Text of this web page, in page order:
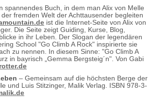
spannendes Buch, in dem man Alix von Melle
fremden Welt der Achttausender begleiten
ist die Internet-Seite von Alix von
Die Seite zeigt Guiding, Kurse, Blog,
in ihr Leben. Der Slogan der legendären
School "Go Climb A Rock" inspirierte sie
zu nennen. In diesem Sinne: "Go Climb A
in bayrisch „Gemma Bergsteig´n". Von Gabi
– Gemeinsam auf die höchsten Berge der
und Luis Stitzinger, Malik Verlag. ISBN 978-3-